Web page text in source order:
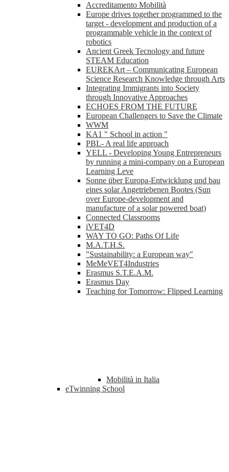
Accreditamento Mobilità
Europe drives together programmed to the
target - development and production of a
programmable vehicle in the context of
robotics
Ancient Greek Tecnology and future
STEAM Education
EUREKArt – Communicating European
Science Research Knowledge through Arts
Integrating Immigrants into Society
through Innovative Approaches
ECHOES FROM THE FUTURE
European Challengers to Save the Climate
WWM
KA1 " School in action "
PBL- A real life approach
YELL - Developing Young Entrepreneurs
by running a mini-company on a European
Learning Leve
Sonne über Europa-Entwicklung und bau
eines solar Angetriebenen Bootes (Sun
over Europe-development and
manufacture of a solar powered boat)
Connected Classrooms
iVET4D
WAY TO GO: Paths Of Life
M.A.T.H.S.
"Sustainability: a European way"
MeMeVET4Industries
Erasmus S.T.E.A.M.
Erasmus Day
Teaching for Tomorrow: Flipped Learning
Mobilità in Italia
eTwinning School